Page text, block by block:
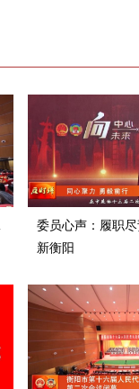
委员心声：履职
新衡阳